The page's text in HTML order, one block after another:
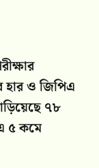
হার ও জিপিএ
৭৮
৫ কমে